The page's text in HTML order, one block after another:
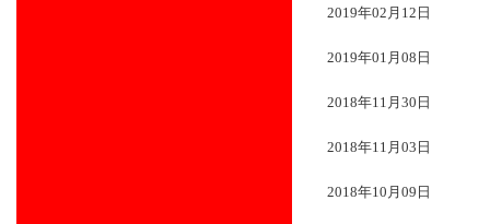
2019年02月12日
2019年01月08日
2018年11月30日
2018年11月03日
2018年10月09日